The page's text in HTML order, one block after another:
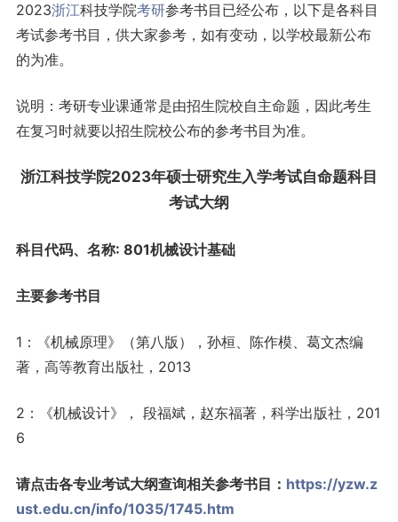
2023浙江科技学院考研参考书目已经公布，以下是各科目
考试参考书目，供大家参考，如有变动，以学校最新公布
的为准。
说明：考研专业课通常是由招生院校自主命题，因此考生
在复习时就要以招生院校公布的参考书目为准。
浙江科技学院2023年硕士研究生入学考试自命题科目
考试大纲
科目代码、名称: 801机械设计基础
主要参考书目
1：《机械原理》（第八版），孙桓、陈作模、葛文杰编
著，高等教育出版社，2013
2：《机械设计》， 段福斌，赵东福著，科学出版社，201
6
请点击各专业考试大纲查询相关参考书目： https://yzw.z
ust.edu.cn/info/1035/1745.htm